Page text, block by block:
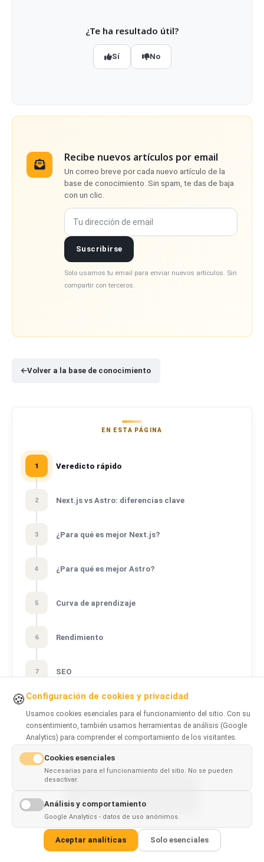
¿Te ha resultado útil?
Sí No
Recibe nuevos artículos por email
Un correo breve por cada nuevo artículo de la
base de conocimiento. Sin spam, te das de baja
con un clic.
Tu dirección de email
Suscribirse
Solo usamos tu email para enviar nuevos artículos. Sin
compartir con terceros.
Volver a la base de conocimiento
EN ESTA PÁGINA
1 Veredicto rápido
2 Next.js vs Astro: diferencias clave
3 ¿Para qué es mejor Next.js?
4 ¿Para qué es mejor Astro?
5 Curva de aprendizaje
6 Rendimiento
7 SEO
9 Ecosistema y comunidad
Contratación y escalado del equipo
Mejor opción por caso de uso
Notas sobre la migración
available inEnglish
🍪 Configuración de cookies y privacidad
Usamos cookies esenciales para el funcionamiento del sitio. Con su
consentimiento, también usamos herramientas de análisis (Google
Analytics) para comprender el comportamiento de los visitantes.
Cookies esenciales
Necesarias para el funcionamiento del sitio. No se pueden
desactivar.
Análisis y comportamiento
Google Analytics - datos de uso anónimos.
Aceptar analíticas Solo esenciales